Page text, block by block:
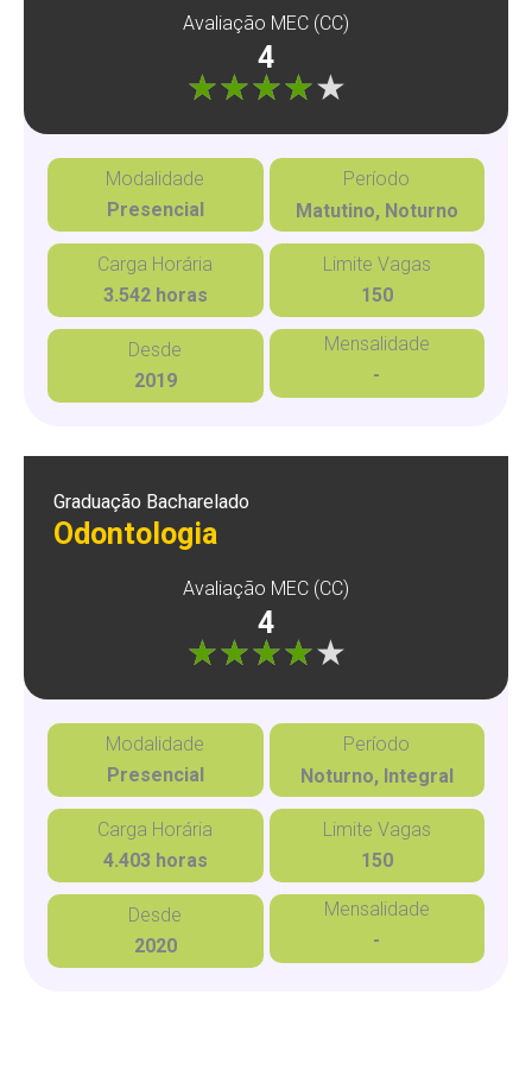
Avaliação MEC (CC)
4
Modalidade
Presencial
Período
Matutino, Noturno
Carga Horária
3.542 horas
Limite Vagas
150
Desde
2019
Mensalidade
-
Graduação Bacharelado
Odontologia
Avaliação MEC (CC)
4
Modalidade
Presencial
Período
Noturno, Integral
Carga Horária
4.403 horas
Limite Vagas
150
Desde
2020
Mensalidade
-